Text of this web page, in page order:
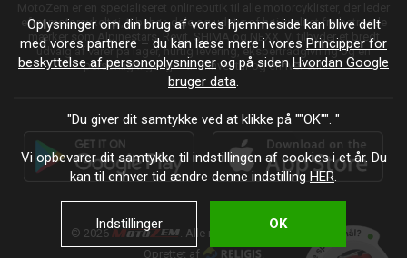
efter motorcykeltøj, tilbehør, dele og udstyr af høj kvalitet fra betroede
mærker som Alpinestars, Revit, SHIMA og NEXX. Vi tilbyder et bredt
udvalg af varer på lager, hurtig levering, ekspertrådgivning og en
personlig tilgang – til enhver tur og enhver stil.
© 2026
. Alle rettigheder forbeholdes.
Oprettet af
Oplysninger om din brug af vores hjemmeside kan blive delt
med vores partnere – du kan læse mere i vores Principper for
beskyttelse af personoplysninger og på siden Hvordan Google
bruger data.
"Du giver dit samtykke ved at klikke på ""OK"". "
Vi opbevarer dit samtykke til indstillingen af cookies i et år. Du
kan til enhver tid ændre denne indstilling HER.
Indstillinger OK